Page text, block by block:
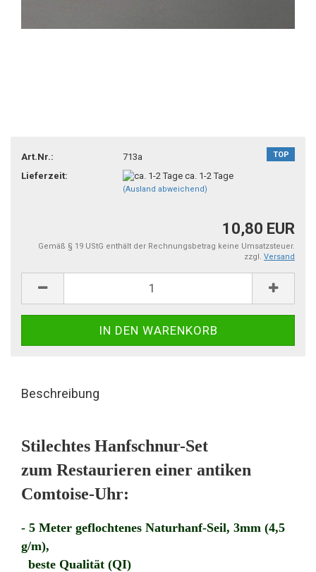
TOP
Art.Nr.:
713a
Lieferzeit:
ca. 1-2 Tage
(Ausland abweichend)
10,80 EUR
Gemäß § 19 UStG enthält der Rechnungsbetrag keine Umsatzsteuer.
zzgl. Versand
Beschreibung
Stilechtes Hanfschnur-Set
zum Restaurieren einer antiken
Comtoise-Uhr:
- 5 Meter geflochtenes Naturhanf-Seil, 3mm (4,5
g/m),
beste Qualität (QI)